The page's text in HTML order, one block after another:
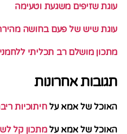
עוגת שזיפים משגעת וטעימה
עוגת שיש של פעם בחושה
מתכון מושלם רב תכליתי
תגובות אחרונות
האוכל של אמא עלחיתוכיות
האוכל של אמא עלמתכון קל